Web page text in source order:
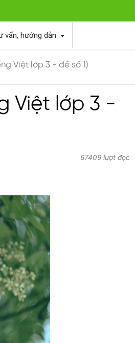
vấn, hướng dẫn
Việt lớp 3 - đề số 1)
Việt lớp 3 -
67409 lượt đọc